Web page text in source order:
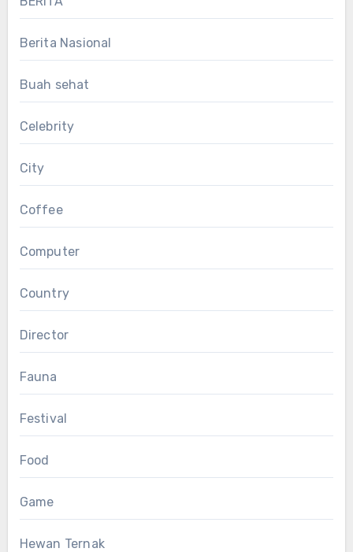
Berita Nasional
Buah sehat
Celebrity
City
Coffee
Computer
Country
Director
Fauna
Festival
Food
Game
Hewan Ternak